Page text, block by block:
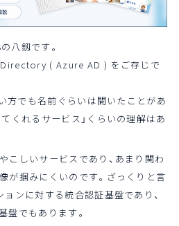
の八釼です。
( Azure AD ) をご存じで
方でも名前ぐらいは聞いたことがあ
くれるサービス」くらいの理解はあ
こしいサービスであり、あまり関わ
が掴みにくいのです。ざっくりと言
ョンに対する統合認証基盤であり、
盤でもあります。